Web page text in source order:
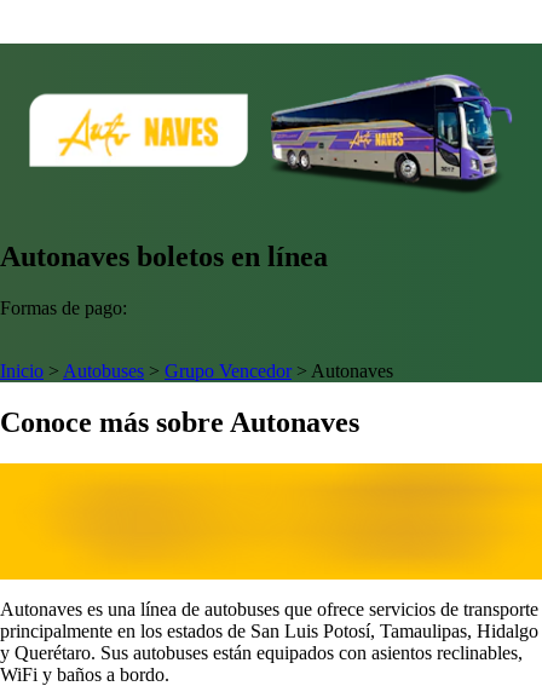
Autonaves boletos en línea
Formas de pago:
Inicio > Autobuses > Grupo Vencedor> Autonaves
Conoce más sobre Autonaves
Autonaves es una línea de autobuses que ofrece servicios de transporte
principalmente en los estados de San Luis Potosí, Tamaulipas, Hidalgo
y Querétaro. Sus autobuses están equipados con asientos reclinables,
WiFi y baños a bordo.